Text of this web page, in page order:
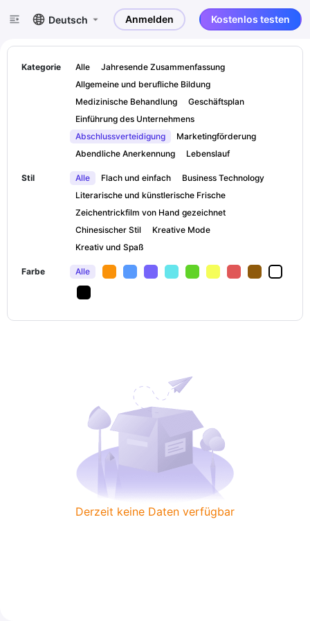
Deutsch Anmelden Kostenlos testen
Kategorie Alle
Jahresende Zusammenfassung
Allgemeine und berufliche Bildung
Medizinische Behandlung
Geschäftsplan
Einführung des Unternehmens
Abschlussverteidigung
Marketingförderung
Abendliche Anerkennung
Lebenslauf
Stil Alle Flach und einfach
Business Technology
Literarische und künstlerische Frische
Zeichentrickfilm von Hand gezeichnet
Chinesischer Stil
Kreative Mode
Kreativ und Spaß
Farbe Alle
Derzeit keine Daten verfügbar